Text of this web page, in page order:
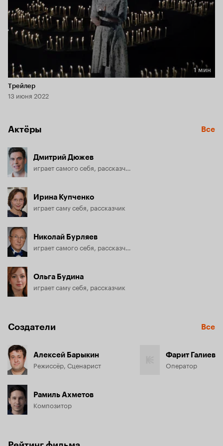
Длительность 1 мин
1 мин
Трейлер
13 июня 2022
Актёры Все
Дмитрий Дюжев
Ирина Купченко
играет саму себя, рассказчик
Николай Бурляев
Ольга Будина
играет саму себя, рассказчик
Создатели Все
Алексей Барыкин
Режиссёр, Сценарист
Рамиль Ахметов
Композитор
Фарит Галиев
Оператор